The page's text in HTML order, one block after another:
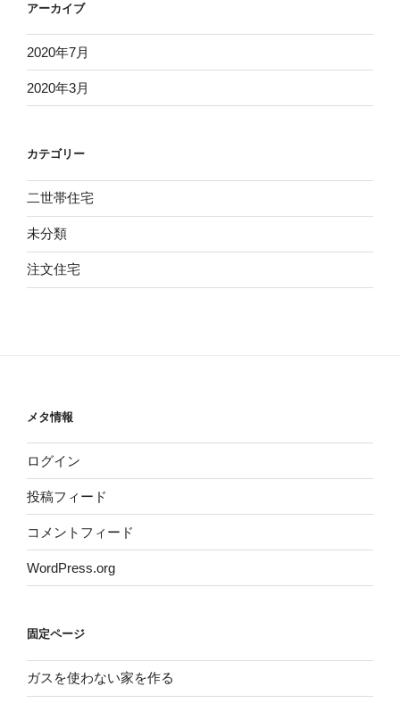
アーカイブ
2020年7月
2020年3月
カテゴリー
二世帯住宅
未分類
注文住宅
メタ情報
ログイン
投稿フィード
コメントフィード
WordPress.org
固定ページ
ガスを使わない家を作る